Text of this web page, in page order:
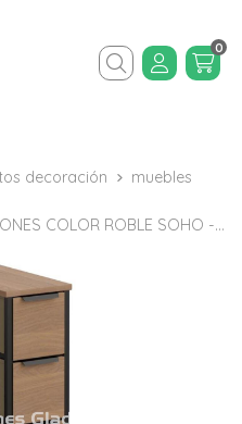
Buscar
0
decoración
muebles
CAJONERA ESTRECHA 4 CAJONES COLOR ROBLE SOHO -KIT